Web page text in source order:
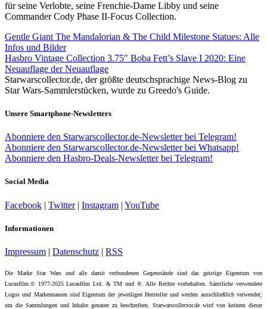
für seine Verlobte, seine Frenchie-Dame Libby und seine
Commander Cody Phase II-Focus Collection.
Gentle Giant The Mandalorian & The Child Milestone Statues: Alle
Infos und Bilder
Hasbro Vintage Collection 3.75″ Boba Fett’s Slave I 2020: Eine
Neuauflage der Neuauflage
Starwarscollector.de, der größte deutschsprachige News-Blog zu
Star Wars-Sammlerstücken, wurde zu Greedo's Guide.
Unsere Smartphone-Newsletters
Abonniere den Starwarscollector.de-Newsletter bei Telegram!
Abonniere den Starwarscollector.de-Newsletter bei Whatsapp!
Abonniere den Hasbro-Deals-Newsletter bei Telegram!
Social Media
Facebook | Twitter| Instagram | YouTube
Informationen
Impressum | Datenschutz | RSS
Die Marke Star Wars und alle damit verbundenen Gegenstände sind das geistige Eigentum von
Lucasfilm.© 1977-2025 Lucasfilm Ltd. & TM und ®. Alle Rechte vorbehalten. Sämtliche verwendete
Logos und Markennamen sind Eigentum der jeweiligen Hersteller und werden ausschließlich verwendet,
um die Sammlungen und Inhalte genauer zu beschreiben. Starwarscollector.de wird von keinem dieser